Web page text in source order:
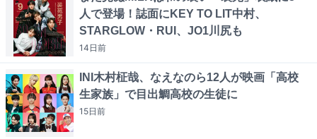
人で登場！誌面にKEY TO LIT中村、
STARGLOW・RUI、JO1川尻も
14日前
INI木村柾哉、なえなのら12人が映画「高校
生家族」で目出鯛高校の生徒に
15日前